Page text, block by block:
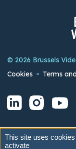
© 2026 Brussels
Cookies
Terms
This site uses
activate